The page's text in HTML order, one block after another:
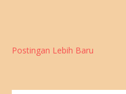
Postingan Lebih Baru